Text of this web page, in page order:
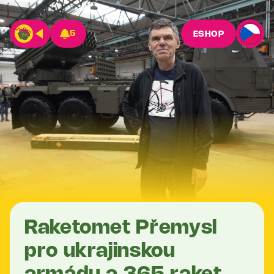
5 ESHOP
Raketomet Přemysl
pro ukrajinskou